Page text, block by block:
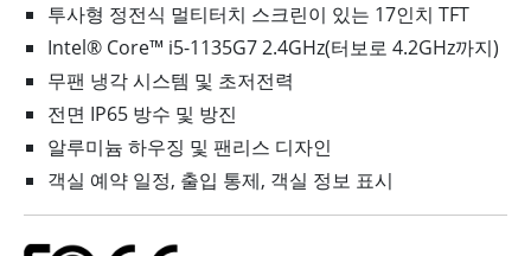
투사형 정전식 멀티터치 스크린이 있는 17인치 TFT
Intel® Core™ i5-1135G7 2.4GHz(터보로 4.2GHz까지)
무팬 냉각 시스템 및 초저전력
전면 IP65 방수 및 방진
알루미늄 하우징 및 팬리스 디자인
객실 예약 일정, 출입 통제, 객실 정보 표시